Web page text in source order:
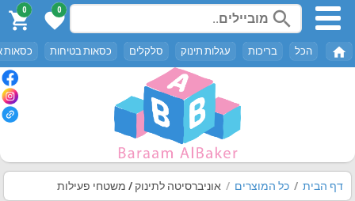
search
0
favorite
0
shopping_cart
home הכל בריכות עגלות תינוק סלקלים כסאות בטיחות כסאות
דף הבית כל המוצרים אוניברסיטה לתינוק / משטחי פעילות